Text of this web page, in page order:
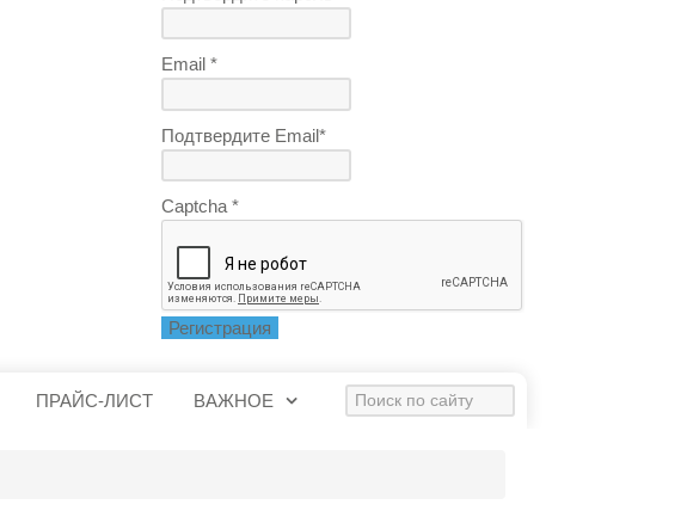
Email *
Подтвердите Email*
Captcha *
Регистрация
ПРАЙС-ЛИСТ ВАЖНОЕ Искать...